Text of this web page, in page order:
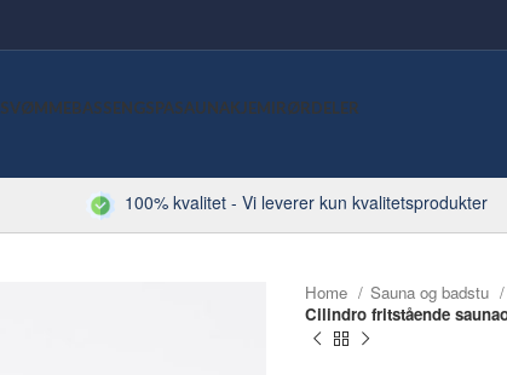
SVØMMEBASSENGSPASAUNAKJEMIRØRDELER
100% kvalitet - Vi leverer kun kvalitetsprodukter
Home Sauna og badstu
Cilindro fritstående